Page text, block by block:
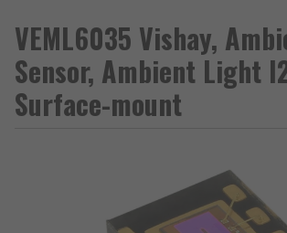
VEML6035 Vishay,
Sensor, Ambient Light
Surface-mount